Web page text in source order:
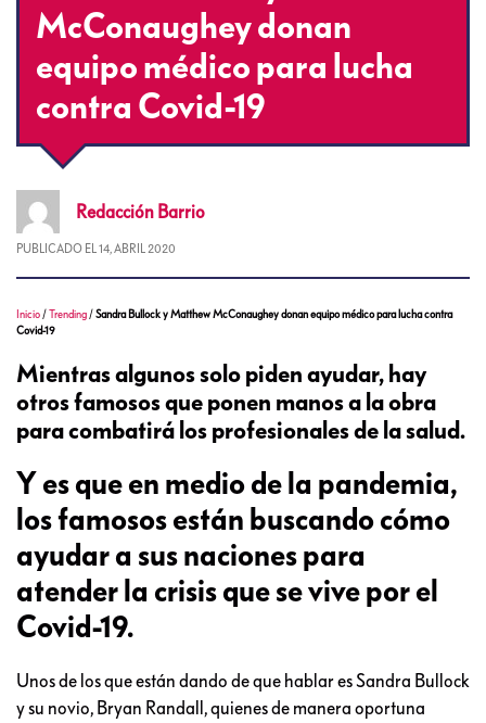
McConaughey donan
equipo médico para lucha
contra Covid-19
Redacción Barrio
PUBLICADO EL 14, ABRIL 2020
Inicio /Trending /Sandra Bullock y Matthew McConaughey donan equipo médico para lucha contra
Covid-19
Mientras algunos solo piden ayudar, hay
otros famosos que ponen manos a la obra
para combatirá los profesionales de la salud.
Y es que en medio de la pandemia,
los famosos están buscando cómo
ayudar a sus naciones para
atender la crisis que se vive por el
Covid-19.
Unos de los que están dando de que hablar es Sandra Bullock
y su novio, Bryan Randall, quienes de manera oportuna